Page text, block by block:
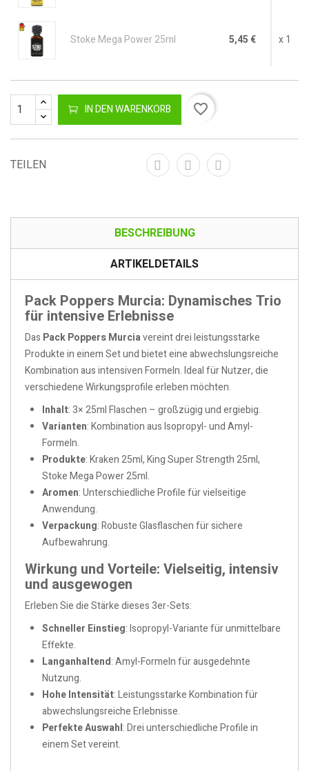
Stoke Mega Power 25ml 5,45 € x 1
IN DEN WARENKORB favorite_border
TEILEN
BESCHREIBUNG
ARTIKELDETAILS
Pack Poppers Murcia: Dynamisches Trio
für intensive Erlebnisse
Das Pack Poppers Murciavereint drei leistungsstarke
Produkte in einem Set und bietet eine abwechslungsreiche
Kombination aus intensiven Formeln. Ideal für Nutzer, die
verschiedene Wirkungsprofile erleben möchten.
Inhalt: 3× 25ml Flaschen – großzügig und ergiebig.
Varianten: Kombination aus Isopropyl- und Amyl-
Formeln.
Produkte: Kraken 25ml, King Super Strength 25ml,
Stoke Mega Power 25ml.
Aromen: Unterschiedliche Profile für vielseitige
Anwendung.
Verpackung: Robuste Glasflaschen für sichere
Aufbewahrung.
Wirkung und Vorteile: Vielseitig, intensiv
und ausgewogen
Erleben Sie die Stärke dieses 3er-Sets:
Schneller Einstieg: Isopropyl-Variante für unmittelbare
Effekte.
Langanhaltend: Amyl-Formeln für ausgedehnte
Nutzung.
Hohe Intensität: Leistungsstarke Kombination für
abwechslungsreiche Erlebnisse.
Perfekte Auswahl: Drei unterschiedliche Profile in
einem Set vereint.